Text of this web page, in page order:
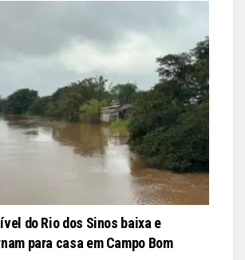
do Rio dos Sinos baixa e
para casa em Campo Bom